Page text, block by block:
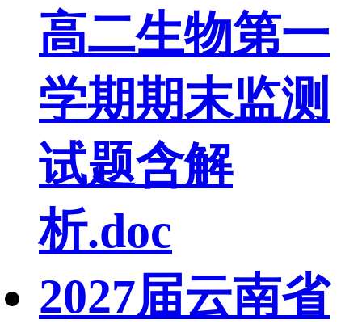
高二生物第一
学期期末监测
试题含解
析.doc
2027届云南省